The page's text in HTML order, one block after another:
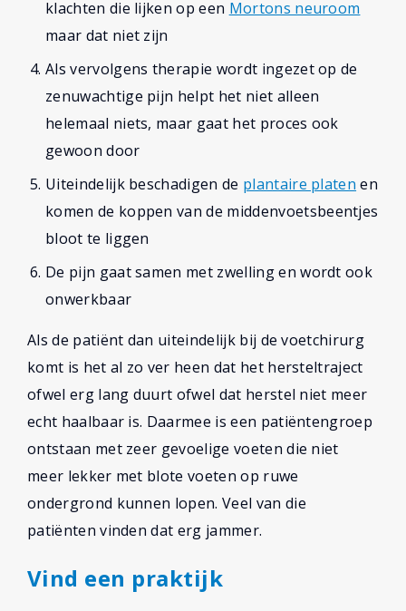
klachten die lijken op een Mortons neuroom
maar dat niet zijn
Als vervolgens therapie wordt ingezet op de
zenuwachtige pijn helpt het niet alleen
helemaal niets, maar gaat het proces ook
gewoon door
Uiteindelijk beschadigen de plantaire platen en
komen de koppen van de middenvoetsbeentjes
bloot te liggen
De pijn gaat samen met zwelling en wordt ook
onwerkbaar
Als de patiënt dan uiteindelijk bij de voetchirurg
komt is het al zo ver heen dat het hersteltraject
ofwel erg lang duurt ofwel dat herstel niet meer
echt haalbaar is. Daarmee is een patiëntengroep
ontstaan met zeer gevoelige voeten die niet
meer lekker met blote voeten op ruwe
ondergrond kunnen lopen. Veel van die
patiënten vinden dat erg jammer.
Vind een praktijk